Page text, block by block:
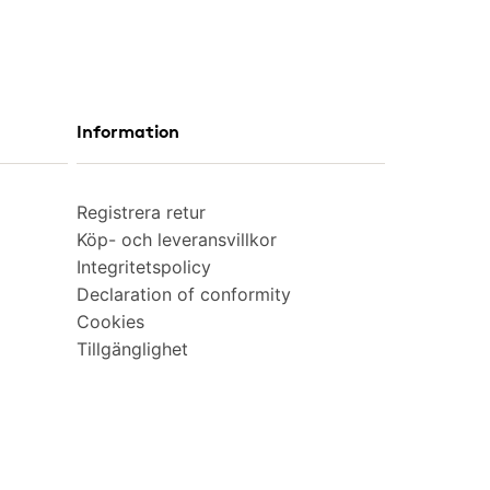
Information
Registrera retur
Köp- och leveransvillkor
Integritetspolicy
Declaration of conformity
Cookies
Tillgänglighet